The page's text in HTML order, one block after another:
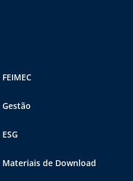
FEIMEC
Gestão
ESG
Materiais de Download